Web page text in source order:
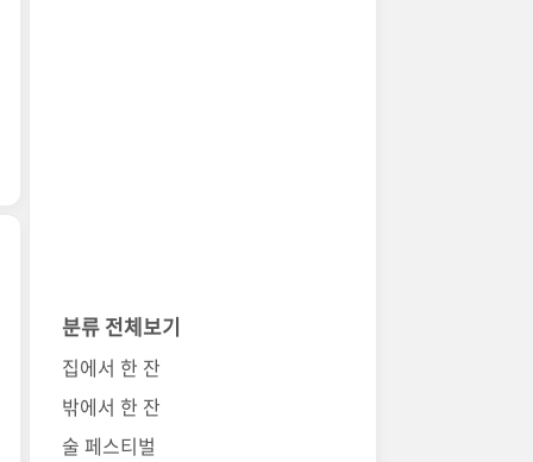
분류 전체보기
집에서 한 잔
밖에서 한 잔
술 페스티벌